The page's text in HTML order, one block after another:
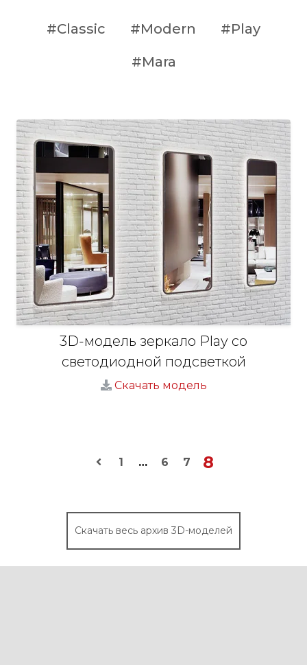
#Classic #Modern
#Play
#Mara
3D-модель зеркало Play со
светодиодной подсветкой
Скачать модель
1 … 6 7 8
Скачать весь архив 3D-моделей